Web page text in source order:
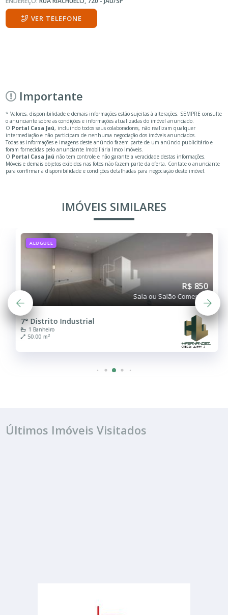
VER TELEFONE
Importante
* Valores, disponibilidade e demais informações estão sujeitas à alterações. SEMPRE consulte
o anunciante sobre as condições e informações atualizadas do imóvel anunciado.
O Portal Casa Jaú, incluindo todos seus colaboradores, não realizam qualquer
intermediação e não participam de nenhuma negociação dos imóveis anunciados.
Todas as informações e imagens deste anúncio fazem parte de um anúncio publicitário e
foram fornecidas pelo anunciante Imobiliária Imco Imóveis.
O Portal Casa Jaú não tem controle e não garante a veracidade destas informações.
Móveis e demais objetos exibidos nas fotos não fazem parte da oferta. Contate o anunciante
para confirmar a disponibilidade e condições detalhadas para negociação deste imóvel.
IMÓVEIS SIMILARES
ALUGUEL
R$ 850
Sala ou Salão Comercial
7° Distrito Industrial
1 Banheiro
50.00 m²
Últimos Imóveis Visitados